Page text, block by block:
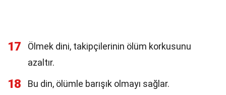
17
Ölmek dini, takipçilerinin ölüm korkusunu
azaltır.
18 Bu din, ölümle barışık olmayı sağlar.